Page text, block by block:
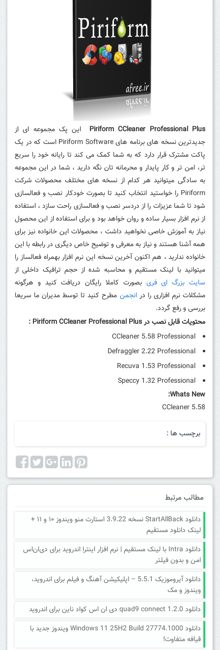
Piriform CCleaner Professional Plus این پک مجموعه ای از
جدیدترین نسخه های برنامه های Piriform Software است که در یک
پاکت مشترک قرار دارد که به شما کمک می کند تا رایانه خود را سریع
تر، امن تر و کار پایدار و محرمانه تان نگه دارید ، شما در این مجموعه
به سادگی میتوانید هر کدام از نسخه های مختلف محصولات شرکت
Piriform را خواستید انتخاب کنید تا بصورت خودکار نصب و فعالسازی
شود تا شما عزیزات را از دردسر نصب و فعالسازی راحت سازد ، استفاده
از نرم افزار بسیار ساده و روان خواهد بود و برای استفاده از این محصول
نیاز به آموزش خاصی نخواهید داشت ، محصولات این خانواده نیز برای
همه آشنا هستند و نیاز به معرفی و توضیح خاص دیگری در رابطه با این
خانواده ندارید ، هم اکنون آخرین نسخه این نرم افزار بهمراه فعالساز را
میتوانید با لینک مستقیم و محاسبه شده از حجم ترافیک داخلی از
سایت بزرگ ای فری بصورت کاملا رایگان دریافت کنید و هرگونه
مشکلات نرم افزاری را درانجمن مطرح کنید تا توسط مدیران ما سریعا
بررسی و رفع گردد.
محتویات قابل نصب در Piriform CCleaner Professional Plus :
CCleaner 5.58 Professional
Defraggler 2.22 Professional
Recuva 1.53 Professional
Speccy 1.32 Professional
Whats New:
CCleaner 5.58
برچسب ها :
مطالب مرتبط
دانلود StartAllBack نسخه 3.9.22 استارت منو ویندوز ۱۰ و ۱۱ +
لینک دانلود مستقیم
دانلود Intra با لینک مستقیم | نرم افزار اینترا اندروید برای دی‌ان‌اس
امن و بدون فیلتر
دانلود آیروموزیک 5.5.1 – اپلیکیشن آهنگ و فیلم برای اندروید،
ویندوز و مک
دانلود quad9 connect 1.2.0 دی ان اس کواد ناین برای اندروید
دانلود Windows 11 25H2 Build 27774.1000 ویندوز جدید با
قیافه متفاوت!